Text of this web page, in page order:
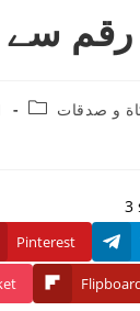
Postو صدقات
3
Pinterest